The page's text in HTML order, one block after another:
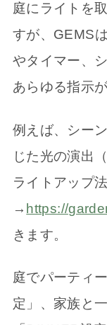
庭にライトを
すが、GEMS
やタイマー、
あらゆる指示
例えば、シー
じた光の演出
ライトアップ法
→ https://
きます。
庭でパーティ
定」、家族と